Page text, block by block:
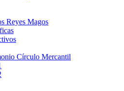
Reyes Magos
Círculo Mercantil